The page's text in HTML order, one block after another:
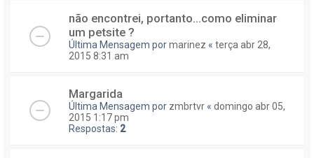
não encontrei, portanto...como eliminar
um petsite ?
Última Mensagem pormarinez « terça abr 28,
2015 8:31 am
Margarida
Última Mensagem por zmbrtvr « domingo abr 05,
2015 1:17 pm
Respostas: 2